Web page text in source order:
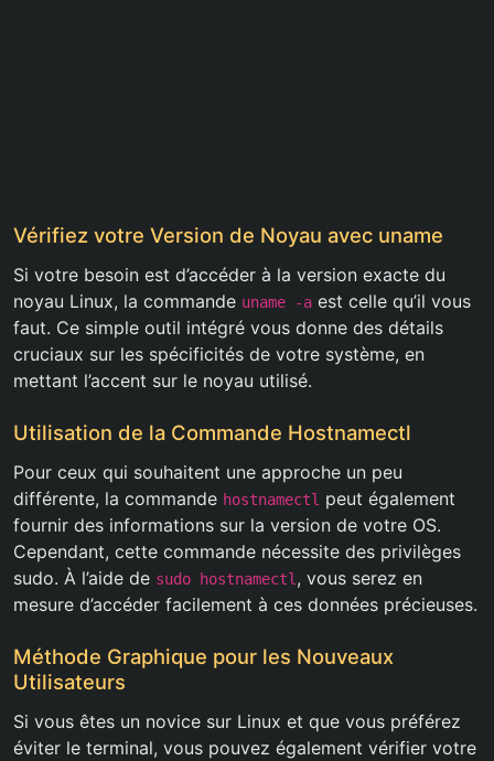
Vérifiez votre Version de Noyau avec uname
Si votre besoin est d’accéder à la version exacte du
noyau Linux, la commande uname -a est celle qu’il vous
faut. Ce simple outil intégré vous donne des détails
cruciaux sur les spécificités de votre système, en
mettant l’accent sur le noyau utilisé.
Utilisation de la Commande Hostnamectl
Pour ceux qui souhaitent une approche un peu
différente, la commande hostnamectl peut également
fournir des informations sur la version de votre OS.
Cependant, cette commande nécessite des privilèges
sudo. À l’aide de sudo hostnamectl, vous serez en
mesure d’accéder facilement à ces données précieuses.
Méthode Graphique pour les Nouveaux
Utilisateurs
Si vous êtes un novice sur Linux et que vous préférez
éviter le terminal, vous pouvez également vérifier votre